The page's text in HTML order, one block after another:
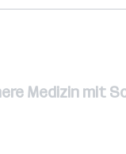
Medizin